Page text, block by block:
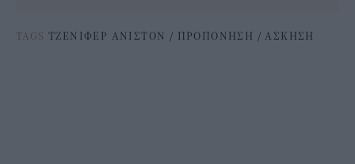
TAGS ΤΖΕΝΙΦΕΡ ΑΝΙΣΤΟΝ / ΠΡΟΠΟΝΗΣΗ / ΑΣΚΗΣΗ